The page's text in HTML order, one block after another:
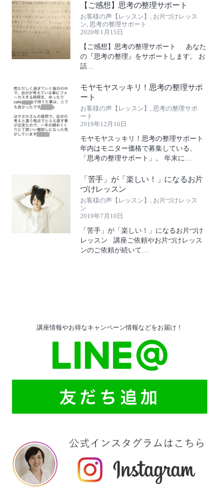
【ご感想】思考の整理サポート
お客様の声【レッスン】
お片づけレッス
ン 思考の整理サポート
2020年1月15日
【ご感想】思考の整理サポート あなた
の『思考の整理』をサポートします。 お
話…
モヤモヤスッキリ！思考の整理サポ
ート
お客様の声【レッスン】
思考の整理サポ
ート
2019年12月16日
モヤモヤスッキリ！思考の整理サポート
年内はモニター価格で募集している、
「思考の整理サポート」。 年末に…
「苦手」が「楽しい！」になるお片
づけレッスン
お客様の声【レッスン】
お片づけレッス
ン
2019年7月10日
「苦手」が「楽しい！」になるお片づけ
レッスン 講座ご依頼やお片づけレッス
ンのご依頼が続いて…
講座情報やお得なキャンペーン情報などをお届け！